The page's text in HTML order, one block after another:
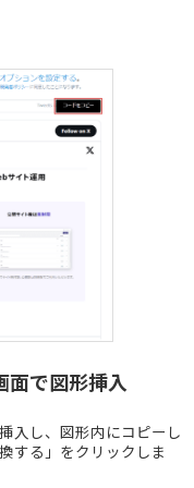
で図形挿入
入し、図形内にコピーし
する」をクリックしま